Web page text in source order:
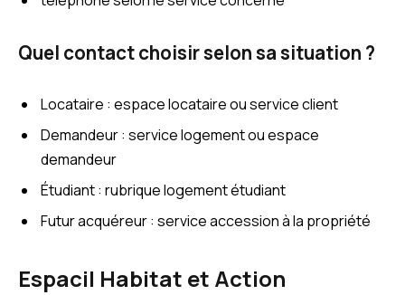
Quel contact choisir selon sa situation ?
Locataire : espace locataire ou service client
Demandeur : service logement ou espace
demandeur
Étudiant : rubrique logement étudiant
Futur acquéreur : service accession à la propriété
Espacil Habitat et Action